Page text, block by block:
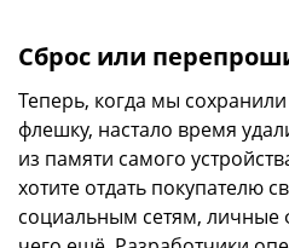
Сброс или
Теперь, когда мы
флешку, настало время
из памяти самого
хотите отдать покупателю
социальным сетям, личные